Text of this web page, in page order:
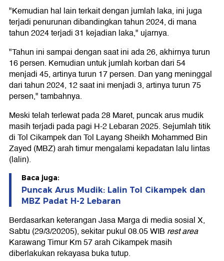
"Kemudian hal lain terkait dengan jumlah laka, ini juga
terjadi penurunan dibandingkan tahun 2024, di mana
tahun 2024 terjadi 31 kejadian laka," ujarnya.
"Tahun ini sampai dengan saat ini ada 26, akhirnya turun
16 persen. Kemudian untuk jumlah korban dari 54
menjadi 45, artinya turun 17 persen. Dan yang meninggal
dari tahun 2024, 12 saat ini menjadi 3, artinya turun 75
persen," tambahnya.
Meski telah terlewat pada 28 Maret, puncak arus mudik
masih terjadi pada pagi H-2 Lebaran 2025. Sejumlah titik
di Tol Cikampek dan Tol Layang Sheikh Mohammed Bin
Zayed (MBZ) arah timur mengalami kepadatan lalu lintas
(lalin).
Baca juga:
Puncak Arus Mudik: Lalin Tol Cikampek dan
MBZ Padat H-2 Lebaran
Berdasarkan keterangan Jasa Marga di media sosial X,
Sabtu (29/3/20205), sekitar pukul 08.05 WIB rest area
Karawang Timur Km 57 arah Cikampek masih
diberlakukan rekayasa buka tutup.